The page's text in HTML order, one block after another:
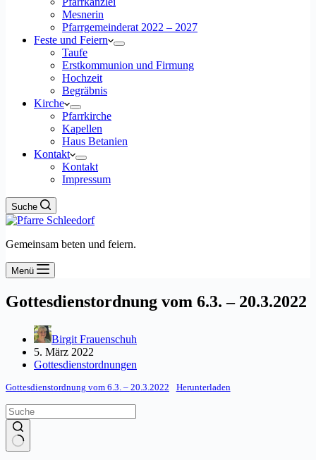
Mesnerin
Pfarrgemeinderat 2022 – 2027
Feste und Feiern
Taufe
Erstkommunion und Firmung
Hochzeit
Begräbnis
Kirche
Pfarrkirche
Kapellen
Haus Betanien
Kontakt
Kontakt
Impressum
Suche
Gemeinsam beten und feiern.
Menü
Gottesdienstordnung vom 6.3. – 20.3.2022
Birgit Frauenschuh
5. März 2022
Gottesdienstordnungen
Gottesdienstordnung vom 6.3. – 20.3.2022 Herunterladen